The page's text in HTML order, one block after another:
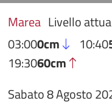
Marea Livello
03:000cm 10:40
19:3060cm
Sabato 8 Agosto